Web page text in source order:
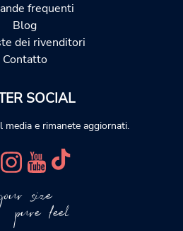
frequenti
Blog
dei rivenditori
Contatto
SOCIAL
media e rimanete aggiornati.
size
pure feel